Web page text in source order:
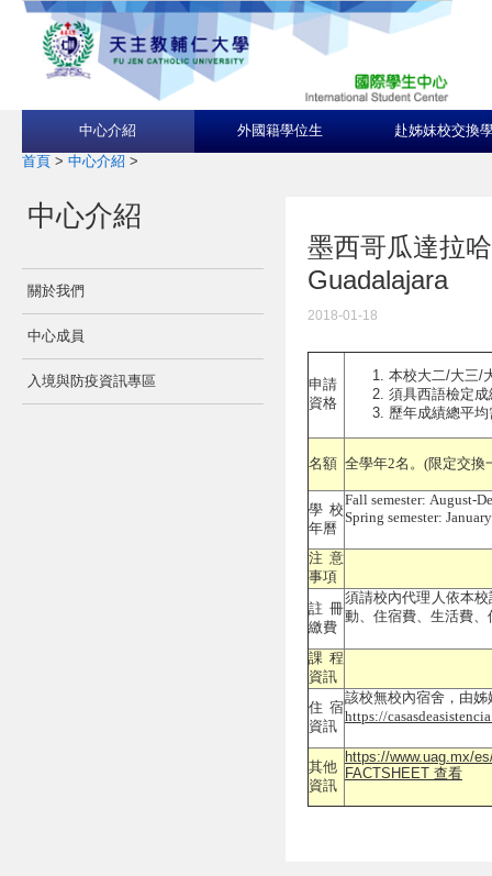
中心介紹 外國籍學位生 赴姊妹校交換
首頁 > 中心介紹 >
中心介紹
關於我們
中心成員
入境與防疫資訊專區
墨西哥瓜達拉
Guadalajara
2018-01-18
申請
資格
本校大二/大三/
須具西語檢定
歷年成績總平
名額 全學年2名。(限定交換
學校
年曆
Fall semester: August-
Spring semester:
注意
事項
註冊
繳費
須請校內代理人依本
動、住宿費、生活費
課程
資訊
住宿
資訊
該校無校內宿舍，由
https://
其他
資訊
https://www.uag.mx/
FACTSHEET 查看